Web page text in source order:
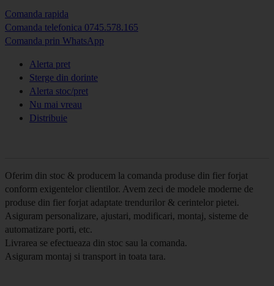
Comanda rapida
Comanda telefonica 0745.578.165
Comanda prin WhatsApp
Alerta pret
Sterge din dorinte
Alerta stoc/pret
Nu mai vreau
Distribuie
Oferim din stoc & producem la comanda produse din fier forjat
conform exigentelor clientilor. Avem zeci de modele moderne de
produse din fier forjat adaptate trendurilor & cerintelor pietei.
Asiguram personalizare, ajustari, modificari, montaj, sisteme de
automatizare porti, etc.
Livrarea se efectueaza din stoc sau la comanda.
Asiguram montaj si transport in toata tara.